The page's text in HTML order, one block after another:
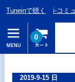
Tuneinで聴く i-コミ
0
2019-9-15 日